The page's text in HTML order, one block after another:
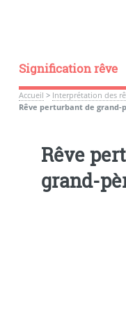
Signification rêve
Accueil > Interprétation des
Rêve perturbant de grand-
Rêve
grand-